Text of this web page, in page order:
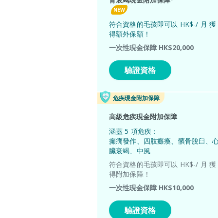
NEW
符合資格的毛孩即可以 HK$-/ 月 獲
得額外保額！
一次性現金保障 HK$20,000
驗證資格
危疾現金附加保障
高級危疾現金附加保障
涵蓋 5 項危疾：
癲癇發作、四肢癱瘓、髕骨脫臼、
臟衰竭、中風
符合資格的毛孩即可以 HK$-/ 月 獲
得附加保障！
一次性現金保障 HK$10,000
驗證資格